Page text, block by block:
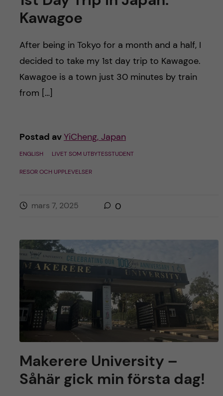
Kawagoe
After being in Tokyo for a month and a half, I
decided to take my 1st day trip to Kawagoe.
Kawagoe is a town just 30 minutes by train
from […]
Postad avYiCheng, Japan
ENGLISH LIVET SOM UTBYTESSTUDENT
RESOR OCH UPPLEVELSER
mars 7, 2025 0
Makerere University –
Såhär gick min första dag!